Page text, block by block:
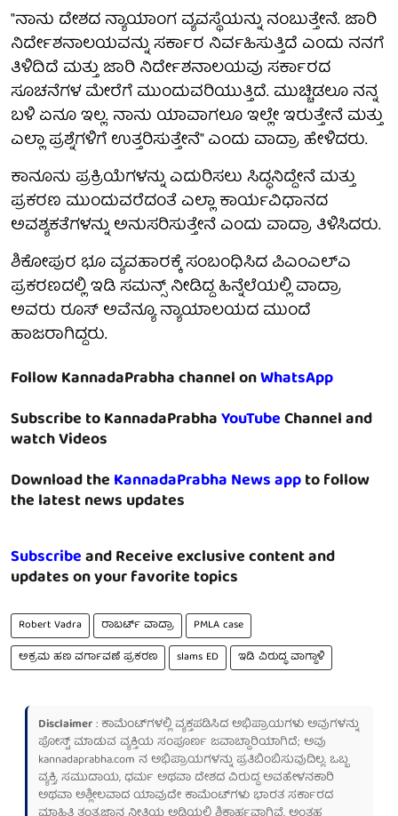
"ನಾನು ದೇಶದ ನ್ಯಾಯಾಂಗ ವ್ಯವಸ್ಥೆಯನ್ನು ನಂಬುತ್ತೇನೆ. ಜಾರಿ
ನಿರ್ದೇಶನಾಲಯವನ್ನು ಸರ್ಕಾರ ನಿರ್ವಹಿಸುತ್ತಿದೆ ಎಂದು ನನಗೆ
ತಿಳಿದಿದೆ ಮತ್ತು ಜಾರಿ ನಿರ್ದೇಶನಾಲಯವು ಸರ್ಕಾರದ
ಸೂಚನೆಗಳ ಮೇರೆಗೆ ಮುಂದುವರಿಯುತ್ತಿದೆ. ಮುಚ್ಚಿಡಲೂ ನನ್ನ
ಬಳಿ ಏನೂ ಇಲ್ಲ. ನಾನು ಯಾವಾಗಲೂ ಇಲ್ಲೇ ಇರುತ್ತೇನೆ ಮತ್ತು
ಎಲ್ಲಾ ಪ್ರಶ್ನೆಗಳಿಗೆ ಉತ್ತರಿಸುತ್ತೇನೆ" ಎಂದು ವಾದ್ರಾ ಹೇಳಿದರು.
ಕಾನೂನು ಪ್ರಕ್ರಿಯೆಗಳನ್ನು ಎದುರಿಸಲು ಸಿದ್ಧನಿದ್ದೇನೆ ಮತ್ತು
ಪ್ರಕರಣ ಮುಂದುವರೆದಂತೆ ಎಲ್ಲಾ ಕಾರ್ಯವಿಧಾನದ
ಅವಶ್ಯಕತೆಗಳನ್ನು ಅನುಸರಿಸುತ್ತೇನೆ ಎಂದು ವಾದ್ರಾ ತಿಳಿಸಿದರು.
ಶಿಕೋಪುರ ಭೂ ವ್ಯವಹಾರಕ್ಕೆ ಸಂಬಂಧಿಸಿದ ಪಿಎಂಎಲ್‌ಎ
ಪ್ರಕರಣದಲ್ಲಿ ಇಡಿ ಸಮನ್ಸ್‌ ನೀಡಿದ್ದ ಹಿನ್ನೆಲೆಯಲ್ಲಿ ವಾದ್ರಾ
ಅವರು ರೂಸ್ ಅವೆನ್ಯೂ ನ್ಯಾಯಾಲಯದ ಮುಂದೆ
ಹಾಜರಾಗಿದ್ದರು.
Follow KannadaPrabha channel onWhatsApp
Subscribe to KannadaPrabhaYouTubeChannel and
watch Videos
Download theKannadaPrabha News appto follow
the latest news updates
Subscribeand Receive exclusive content and
updates on your favorite topics
Robert Vadra ರಾಬರ್ಟ್ ವಾದ್ರಾ
PMLA case
ಅಕ್ರಮ ಹಣ ವರ್ಗಾವಣೆ ಪ್ರಕರಣ
slams ED ಇಡಿ ವಿರುದ್ಧ ವಾಗ್ದಾಳಿ
Disclaimer: ಕಾಮೆಂಟ್‌ಗಳಲ್ಲಿ ವ್ಯಕ್ತಪಡಿಸಿದ ಅಭಿಪ್ರಾಯಗಳು ಅವುಗಳನ್ನು
ಪೋಸ್ಟ್ ಮಾಡುವ ವ್ಯಕ್ತಿಯ ಸಂಪೂರ್ಣ ಜವಾಬ್ದಾರಿಯಾಗಿದೆ; ಅವು
kannadaprabha.com ನ ಅಭಿಪ್ರಾಯಗಳನ್ನು ಪ್ರತಿಬಿಂಬಿಸುವುದಿಲ್ಲ. ಒಬ್ಬ
ವ್ಯಕ್ತಿ, ಸಮುದಾಯ, ಧರ್ಮ ಅಥವಾ ದೇಶದ ವಿರುದ್ಧ ಅವಹೇಳನಕಾರಿ
ಅಥವಾ ಅಶ್ಲೀಲವಾದ ಯಾವುದೇ ಕಾಮೆಂಟ್‌ಗಳು ಭಾರತ ಸರ್ಕಾರದ